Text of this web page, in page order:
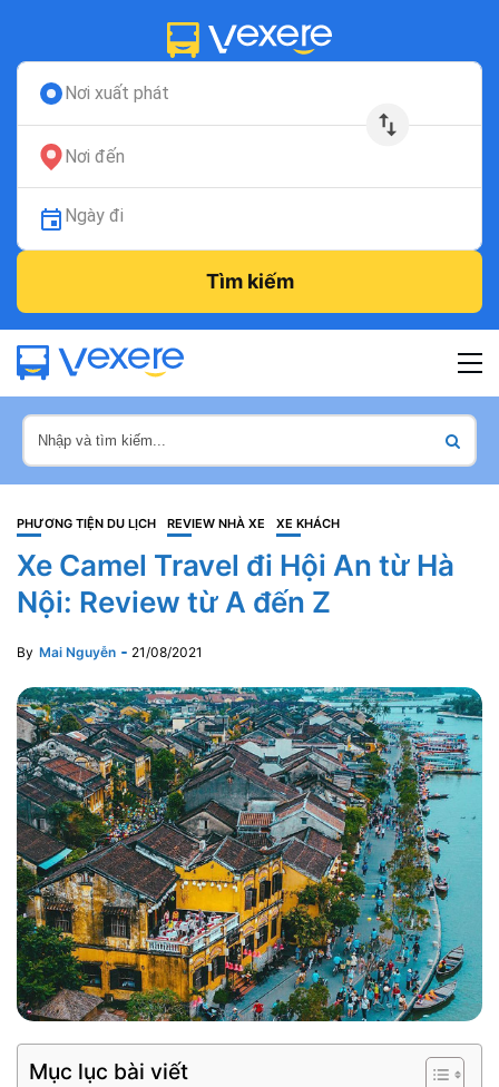
Nơi xuất phát
Nơi đến
Ngày đi
Tìm kiếm
PHƯƠNG TIỆN DU LỊCH REVIEW NHÀ XE XE KHÁCH
Xe Camel Travel đi Hội An từ Hà
Nội: Review từ A đến Z
By Mai Nguyễn 21/08/2021
Mục lục bài viết